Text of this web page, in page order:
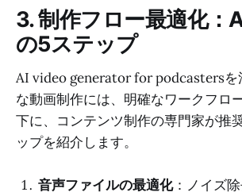
3. 制作フロー最適化：
の5ステップ
AI video generator for podcastersを
な動画制作には、明確なワークフロ
下に、コンテンツ制作の専門家が推
ップを紹介します。
音声ファイルの最適化：ノイズ